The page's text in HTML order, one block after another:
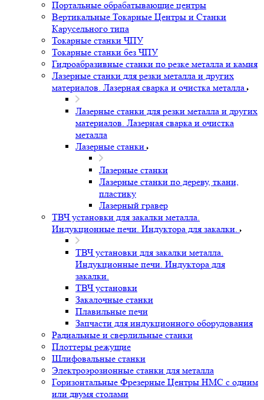
Каталог
Каталог
Фрезерные станки ЧПУ по дереву
Фрезерные станки ЧПУ по камню и мягким
металлам
Вертикальные и горизонтальные фрезерные
центры по металлу
Токарные станки с наклонной станиной
Портальные обрабатывающие центры
Вертикальные Токарные Центры и Станки
Карусельного типа
Токарные станки ЧПУ
Токарные станки без ЧПУ
Гидроабразивные станки по резке металла и камня
Лазерные станки для резки металла и других
материалов. Лазерная сварка и очистка металла
Лазерные станки для резки металла и других
материалов. Лазерная сварка и очистка
металла
Лазерные станки
Лазерные станки
Лазерные станки по дереву, ткани,
пластику
Лазерный гравер
ТВЧ установки для закалки металла.
Индукционные печи. Индуктора для закалки.